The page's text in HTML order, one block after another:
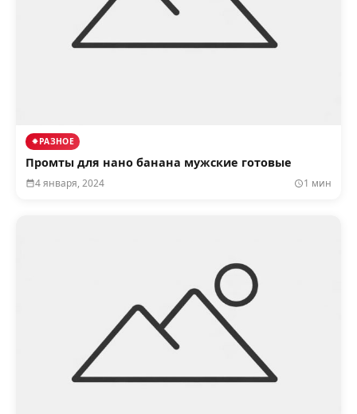
РАЗНОЕ
Промты для нано банана мужские готовые
4 января, 2024 1 мин